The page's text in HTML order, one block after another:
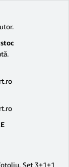
, Set 3+1+1